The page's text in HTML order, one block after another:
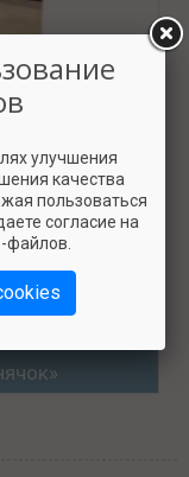
No Grain
улучшения
качества
пользоваться
согласие на
файлов.